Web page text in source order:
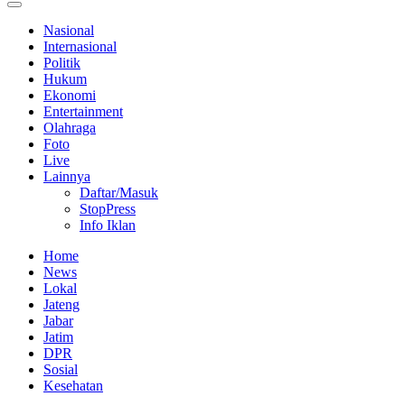
Nasional
Internasional
Politik
Hukum
Ekonomi
Entertainment
Olahraga
Foto
Live
Lainnya
Daftar/Masuk
StopPress
Info Iklan
Home
News
Lokal
Jateng
Jabar
Jatim
DPR
Sosial
Kesehatan